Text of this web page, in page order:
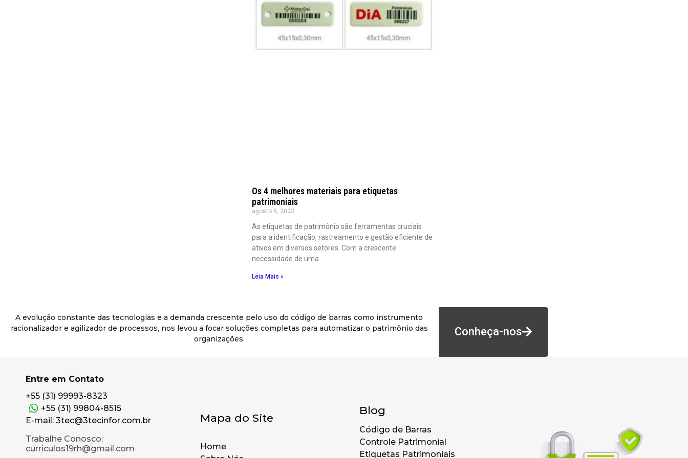
Os 4 melhores materiais para etiquetas
patrimoniais
agosto 8, 2023
As etiquetas de patrimônio são ferramentas cruciais
para a identificação, rastreamento e gestão eficiente de
ativos em diversos setores. Com a crescente
necessidade de uma
Leia Mais »
A evolução constante das tecnologias e a demanda crescente pelo uso do código de barras como instrumento
racionalizador e agilizador de processos, nos levou a focar soluções completas para automatizar o patrimônio das
organizações.
Conheça-nos
Entre em Contato
+55 (31) 99993-8323
+55 (31) 99804-8515
E-mail: 3tec@3tecinfor.com.br
Trabalhe Conosco:
curriculos19rh@gmail.com
Mapa do Site
Home
Blog
Código de Barras
Controle Patrimonial
Etiquetas Patrimoniais